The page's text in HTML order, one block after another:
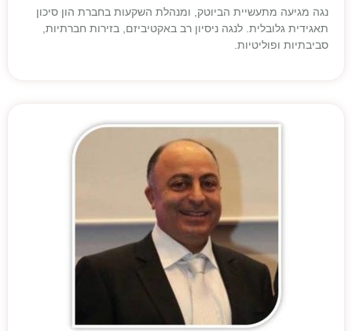
נגה מגיעה מתעשיית הביוטק, ומנהלת השקעות בחברת הון סיכון
תאגידית גלובלית. לנגה ניסיון רב באקטיביזם, בזירות חברתיות,
סביבתיות ופוליטיות.